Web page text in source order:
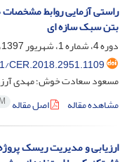
راستی آزمایی روابط
بتن سبک سازه ای
دوره 4، شماره 1، شهریور 1397، صفحه
CER.2018.2951.1109
مسعود سعادت خوش؛ مهدی
مشاهده مقاله
اصل مقاله
ارزیابی و مدیریت ریسک